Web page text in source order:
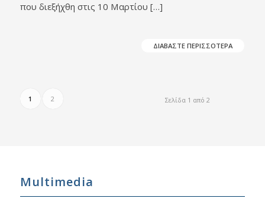
που διεξήχθη στις 10 Μαρτίου […]
ΔΙΑΒΑΣΤΕ ΠΕΡΙΣΣΟΤΕΡΑ
Σελίδα 1 από 2
1 2
Multimedia